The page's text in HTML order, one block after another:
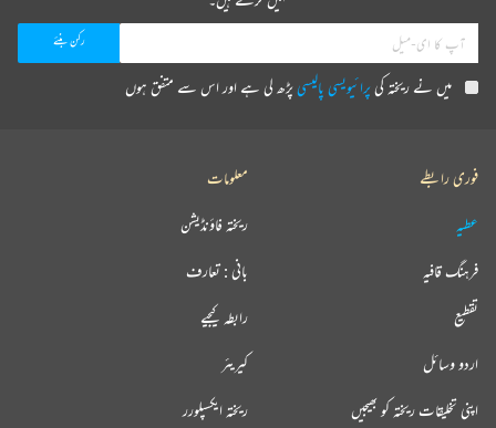
میں نے ریختہ کیپرائیویسی پالیسیپڑھ لی ہے اور اس سے متفق ہوں
فوری رابطے
عطیہ
فرہنگ قافیہ
تقطیع
اردو وسائل
اپنی تخلیقات ریختہ کو بھیجیں
معلومات
ریختہ فاؤنڈیشن
بانی : تعارف
رابطہ کیجیے
کیریئر
ریختہ ایکسپلورر